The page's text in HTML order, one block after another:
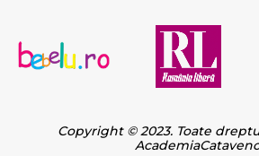
Copyright © 2023. Toate